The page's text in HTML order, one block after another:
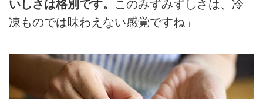
いしさは格別です。 このみずみずしさは、冷
凍ものでは味わえない感覚ですね」